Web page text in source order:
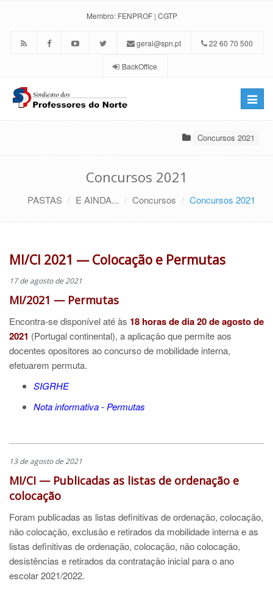
Membro: FENPROF | CGTP
geral@spn.pt 22 60 70 500
BackOffice
Toggle
Concursos 2021
Concursos 2021
PASTAS E AINDA... Concursos Concursos 2021
MI/CI 2021 — Colocação e Permutas
17 de agosto de 2021
MI/2021 — Permutas
Encontra-se disponível até às 18 horas de dia 20 de agosto de
2021 (Portugal continental), a aplicação que permite aos
docentes opositores ao concurso de mobilidade interna,
efetuarem permuta.
SIGRHE
Nota informativa - Permutas
13 de agosto de 2021
MI/CI — Publicadas as listas de ordenação e
colocação
Foram publicadas as listas definitivas de ordenação, colocação,
não colocação, exclusão e retirados da mobilidade interna e as
listas definitivas de ordenação, colocação, não colocação,
desistências e retirados da contratação inicial para o ano
escolar 2021/2022.